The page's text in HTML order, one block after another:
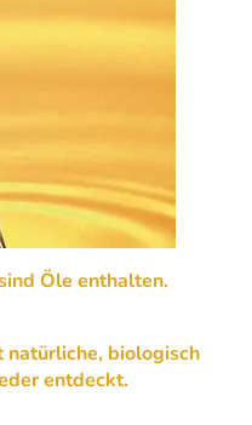
Öle enthalten.
natürliche, biologisch
entdeckt.